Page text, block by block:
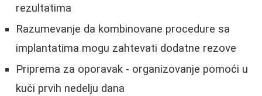
rezultatima
Razumevanje da kombinovane procedure sa
implantatima mogu zahtevati dodatne rezove
Priprema za oporavak - organizovanje pomoći u
kući prvih nedelju dana